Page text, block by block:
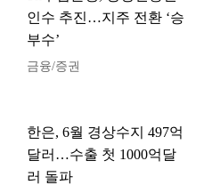
인수 추진…지주 전환 ‘승
부수’
금융/증권
한은, 6월 경상수지 497억
달러…수출 첫 1000억달
러 돌파